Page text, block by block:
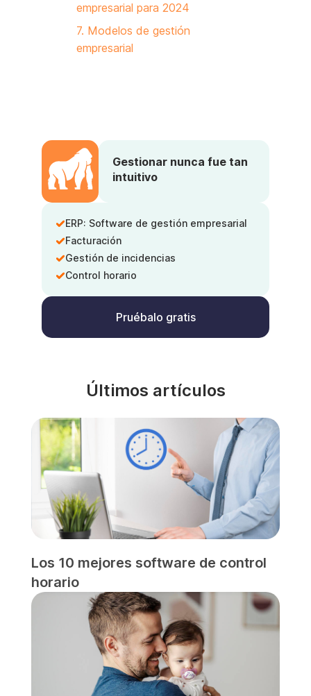
empresarial para 2024
7. Modelos de gestión
empresarial
Gestionar nunca fue tan
intuitivo
ERP: Software de gestión empresarial
Facturación
Gestión de incidencias
Control horario
Pruébalo gratis
Últimos artículos
Los 10 mejores software de control
horario